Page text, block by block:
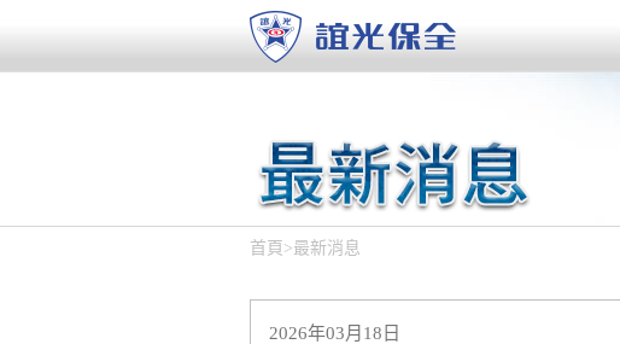
首頁 >最新消息
2026年03月18日